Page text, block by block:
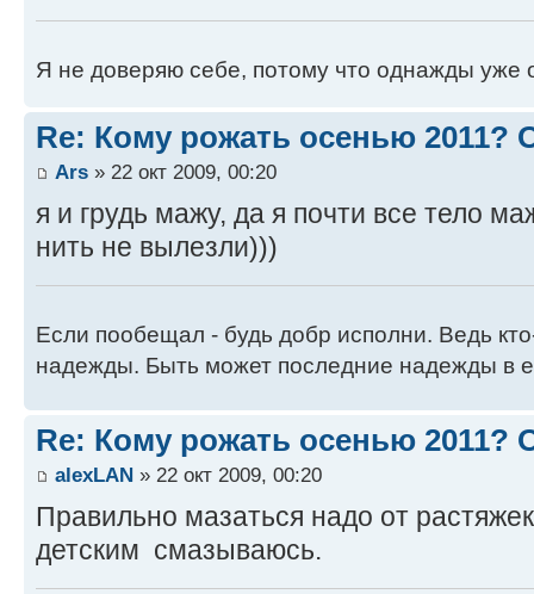
Я не доверяю себе, потому что однажды уже
Re: Кому рожать осенью 2011?
Ars » 22 окт 2009, 00:20
я и грудь мажу, да я почти все тело
нить не вылезли)))
Если пообещал - будь добр исполни. Ведь
надежды. Быть может последние надежды в
Re: Кому рожать осенью 2011?
alexLAN » 22 окт 2009, 00:20
Правильно мазаться надо от
детским смазываюсь.